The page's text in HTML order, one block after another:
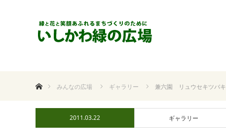
みんなの広場
ギャラリー 兼六園 リュウセキツバキ
2011.03.22 ギャラリー